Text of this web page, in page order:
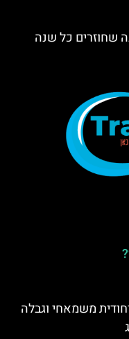
שחוזרים כל שנה
משמאחי וגבלה